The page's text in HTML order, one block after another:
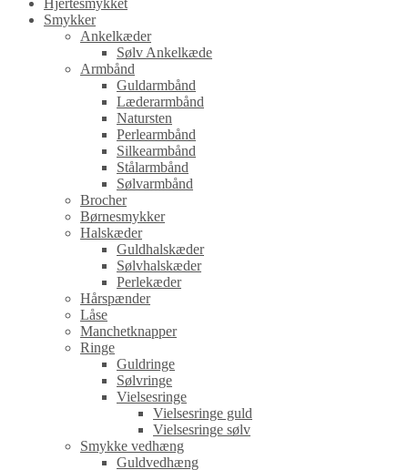
Hjertesmykket
Smykker
Ankelkæder
Sølv Ankelkæde
Armbånd
Guldarmbånd
Læderarmbånd
Natursten
Perlearmbånd
Silkearmbånd
Stålarmbånd
Sølvarmbånd
Brocher
Børnesmykker
Halskæder
Guldhalskæder
Sølvhalskæder
Perlekæder
Hårspænder
Låse
Manchetknapper
Ringe
Guldringe
Sølvringe
Vielsesringe
Vielsesringe guld
Vielsesringe sølv
Smykke vedhæng
Guldvedhæng